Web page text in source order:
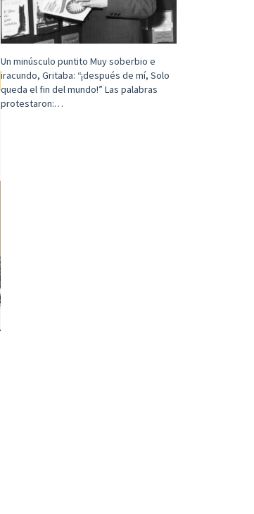
Un minúsculo puntito Muy soberbio e
iracundo, Gritaba: “¡después de mí, Solo
queda el fin del mundo!” Las palabras
protestaron:…